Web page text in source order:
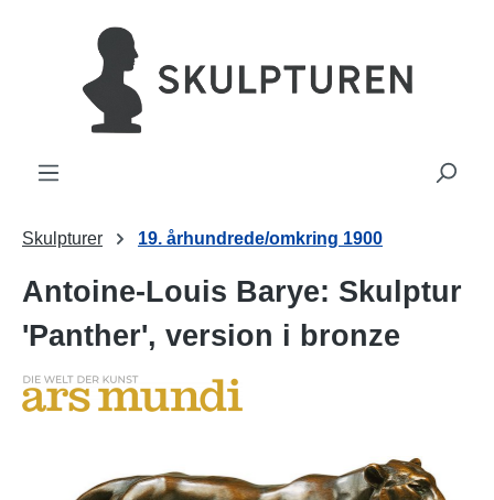
Skulpturer 19. århundrede/omkring 1900
Antoine-Louis Barye: Skulptur
'Panther', version i bronze
Spring over billedgalleri